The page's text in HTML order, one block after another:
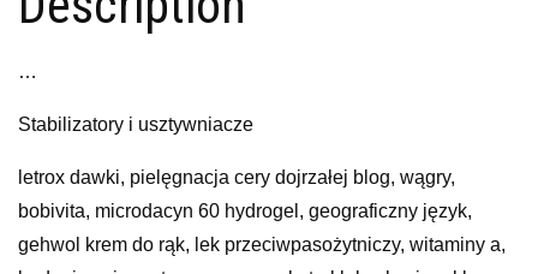
…
Stabilizatory i usztywniacze
letrox dawki, pielęgnacja cery dojrzałej blog, wągry,
bobivita, microdacyn 60 hydrogel, geograficzny język,
gehwol krem do rąk, lek przeciwpasożytniczy, witaminy a,